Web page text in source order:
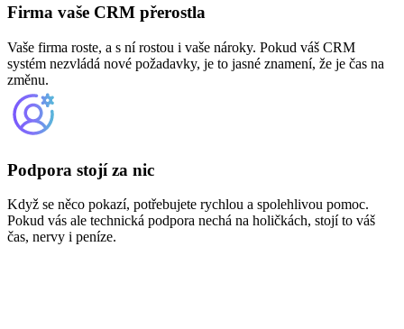
Firma vaše CRM přerostla
Vaše firma roste, a s ní rostou i vaše nároky. Pokud váš CRM
systém nezvládá nové požadavky, je to jasné znamení, že je čas na
změnu.
Podpora stojí za nic
Když se něco pokazí, potřebujete rychlou a spolehlivou pomoc.
Pokud vás ale technická podpora nechá na holičkách, stojí to váš
čas, nervy i peníze.